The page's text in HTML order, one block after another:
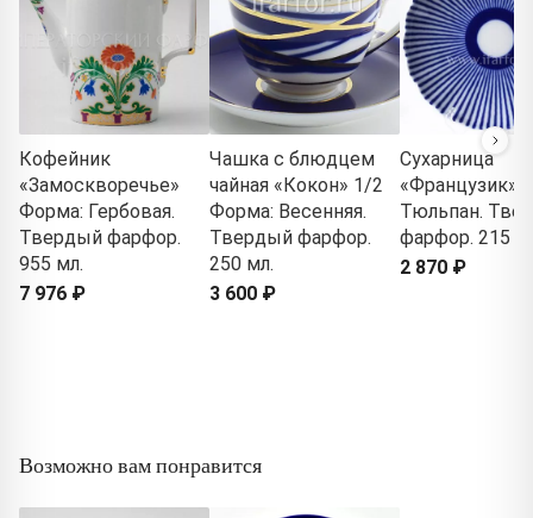
Кофейник
«Замоскворечье»
Форма: Гербовая.
Твердый фарфор.
955 мл.
7 976 ₽
Чашка с блюдцем
чайная «Кокон» 1/2
Форма: Весенняя.
Твердый фарфор.
250 мл.
3 600 ₽
Сухарница
«Французик»
Тюльпан.
фарфор. 215
2 870 ₽
Возможно вам понравится